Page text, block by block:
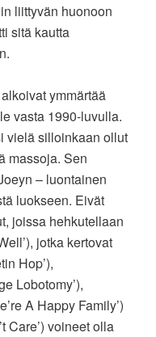
liittyvän huonoon
sitä kautta
ymmärtää
vasta 1990-luvulla.
vielä silloinkaan ollut
massoja. Sen
– luontainen
luokseen. Eivät
joissa hehkutellaan
jotka kertovat
Hop’),
Lobotomy’),
A Happy Family’)
Care’) voineet olla